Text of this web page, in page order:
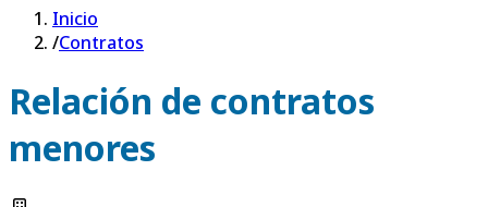
Inicio
/Contratos
Relación de contratos
menores